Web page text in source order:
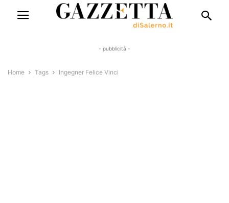
- pubblicità -
Home Tags Ingegner Felice Vinci